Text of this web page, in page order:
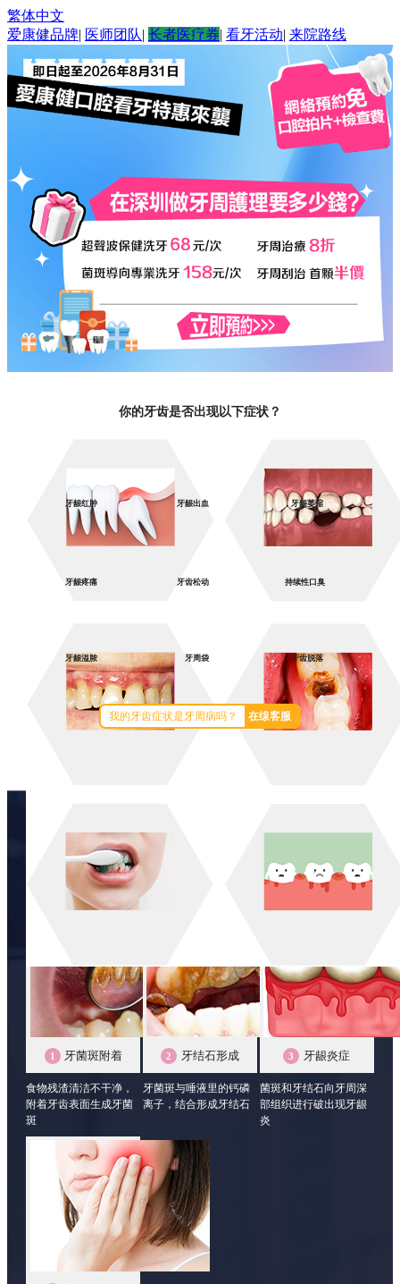
繁体中文
爱康健品牌| 医师团队| 长者医疗券| 看牙活动| 来院路线
你的牙齿是否出现以下症状？
牙龈红肿 牙龈出血 牙龈萎缩
牙龈疼痛 牙齿松动 持续性口臭
牙龈溢脓 牙周袋 牙齿脱落
*如果您的牙齿出现以上症状，那说明你可能患有牙周病，建议及早就医*
我的牙齿症状是牙周病吗？ 在缐客服
牙龈病是一种发生在牙龈和牙槽骨之间的疾病， 主要由细菌和其他物质引起。牙
周炎则是一种更严重的牙周病，由牙周膜和牙槽骨等组织引起。
1 牙菌斑附着
食物残渣清洁不干净，
附着牙齿表面生成牙菌
斑
2 牙结石形成
牙菌斑与唾液里的钙磷
离子，结合形成牙结石
3 牙龈炎症
菌斑和牙结石向牙周深
部组织进行破出现牙龈
炎